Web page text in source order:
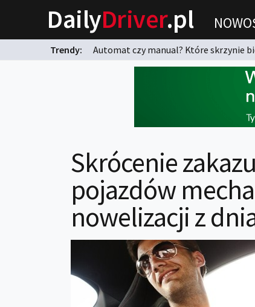
DailyDriver.pl
Trendy: Automat czy manual? Które skrzynie
Skrócenie
pojazdów
nowelizacji z